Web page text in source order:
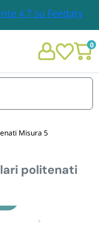
0
Misura 5
politenati